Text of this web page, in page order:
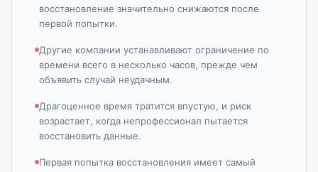
восстановление значительно снижаются после
первой попытки.
Другие компании устанавливают ограничение по
времени всего в несколько часов, прежде чем
объявить случай неудачным.
Драгоценное время тратится впустую, и риск
возрастает, когда непрофессионал пытается
восстановить данные.
Первая попытка восстановления имеет самый